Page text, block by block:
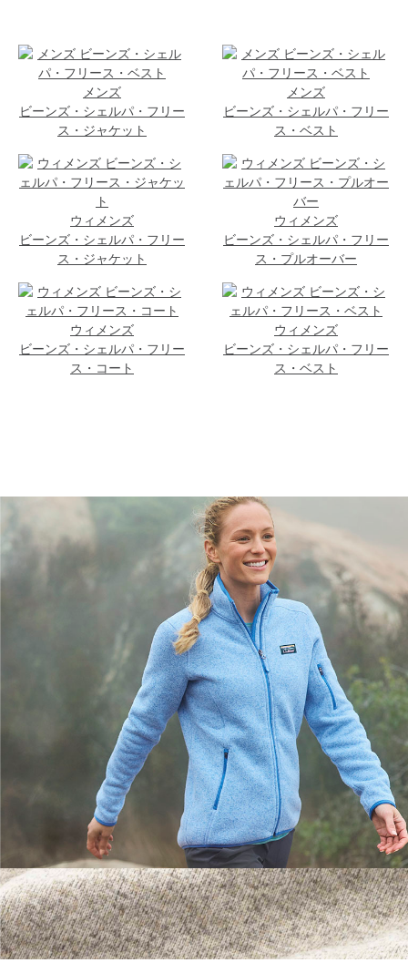
メンズ
ビーンズ・シェルパ・フリー
ス・ジャケット
メンズ
ビーンズ・シェルパ・フリー
ス・ベスト
ウィメンズ
ビーンズ・シェルパ・フリー
ス・ジャケット
ウィメンズ
ビーンズ・シェルパ・フリー
ス・プルオーバー
ウィメンズ
ビーンズ・シェルパ・フリー
ス・コート
ウィメンズ
ビーンズ・シェルパ・フリー
ス・ベスト